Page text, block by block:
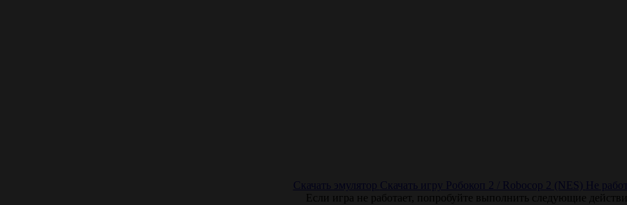
Скачать эмулятор Скачать игру Робокоп 2 / Robocop 2 (NES) Не
Если игра не работает, попробуйте выполнить следующие